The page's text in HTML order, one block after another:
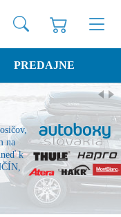
PREDAJNE
na
k